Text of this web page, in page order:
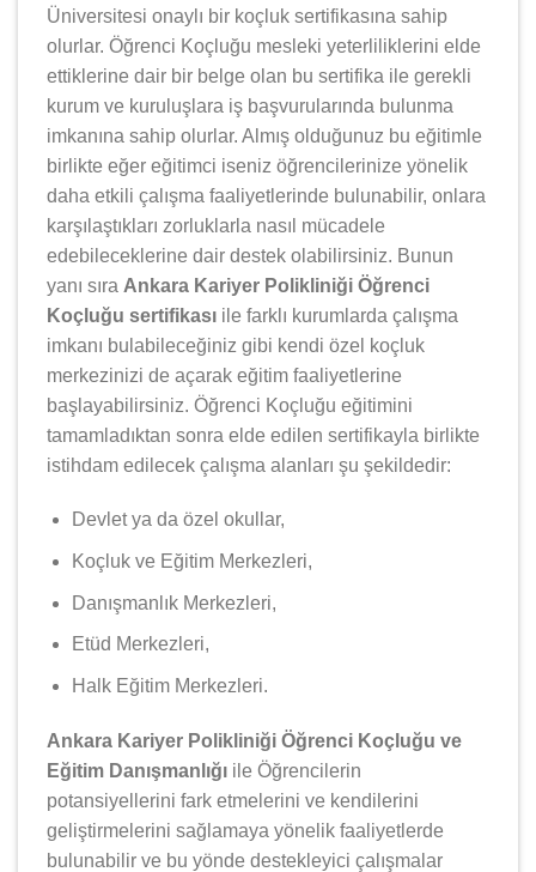
Üniversitesi onaylı bir koçluk sertifikasına sahip
olurlar. Öğrenci Koçluğu mesleki yeterliliklerini elde
ettiklerine dair bir belge olan bu sertifika ile gerekli
kurum ve kuruluşlara iş başvurularında bulunma
imkanına sahip olurlar. Almış olduğunuz bu eğitimle
birlikte eğer eğitimci iseniz öğrencilerinize yönelik
daha etkili çalışma faaliyetlerinde bulunabilir, onlara
karşılaştıkları zorluklarla nasıl mücadele
edebileceklerine dair destek olabilirsiniz. Bunun
yanı sıra Ankara Kariyer Polikliniği Öğrenci
Koçluğu sertifikası ile farklı kurumlarda çalışma
imkanı bulabileceğiniz gibi kendi özel koçluk
merkezinizi de açarak eğitim faaliyetlerine
başlayabilirsiniz. Öğrenci Koçluğu eğitimini
tamamladıktan sonra elde edilen sertifikayla birlikte
istihdam edilecek çalışma alanları şu şekildedir:
Devlet ya da özel okullar,
Koçluk ve Eğitim Merkezleri,
Danışmanlık Merkezleri,
Etüd Merkezleri,
Halk Eğitim Merkezleri.
Ankara Kariyer Polikliniği Öğrenci Koçluğu ve
Eğitim Danışmanlığı ile Öğrencilerin
potansiyellerini fark etmelerini ve kendilerini
geliştirmelerini sağlamaya yönelik faaliyetlerde
bulunabilir ve bu yönde destekleyici çalışmalar